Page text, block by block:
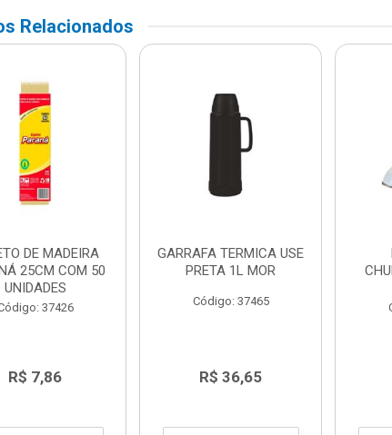
Relacionados
DE MADEIRA
25CM COM 50
UNIDADES
37426
R$ 7,86
GARRAFA TERMICA USE
PRETA 1L MOR
Código: 37465
R$ 36,65